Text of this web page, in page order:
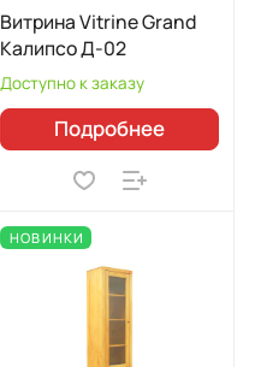
Витрина Vitrine Grand
Калипсо Д-02
Доступно к заказу
Подробнее
НОВИНКИ